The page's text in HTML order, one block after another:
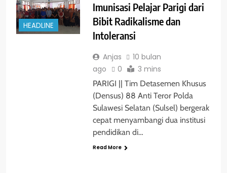
HEADLINE
Imunisasi Pelajar Parigi dari
Bibit Radikalisme dan
Intoleransi
Anjas
10 bulan
ago
0 3 mins
PARIGI || Tim Detasemen Khusus
(Densus) 88 Anti Teror Polda
Sulawesi Selatan (Sulsel) bergerak
cepat menyambangi dua institusi
pendidikan di…
Read More